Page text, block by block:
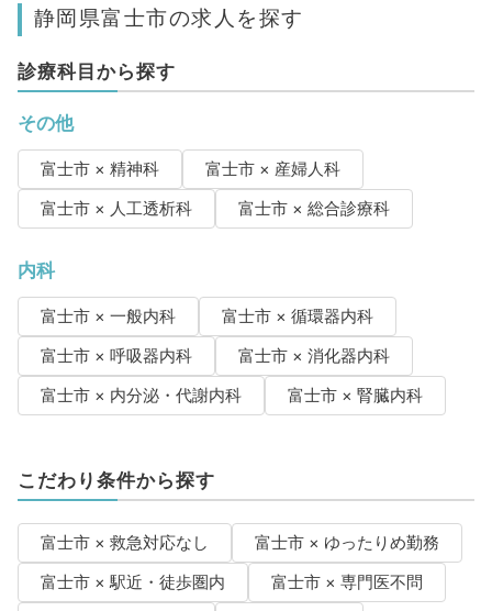
静岡県富士市の求人を探す
診療科目から探す
その他
富士市 × 精神科
富士市 × 産婦人科
富士市 × 人工透析科
富士市 × 総合診療科
内科
富士市 × 一般内科
富士市 × 循環器内科
富士市 × 呼吸器内科
富士市 × 消化器内科
富士市 × 内分泌・代謝内科
富士市 × 腎臓内科
こだわり条件から探す
富士市 × 救急対応なし
富士市 × ゆったりめ勤務
富士市 × 駅近・徒歩圏内
富士市 × 専門医不問